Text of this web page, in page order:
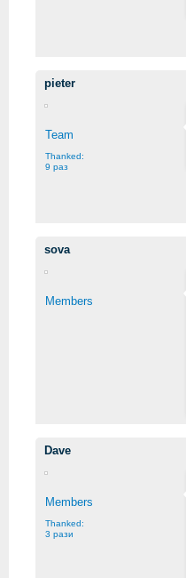
pieter
Team
Thanked:
9 раз
sova
Members
Dave
Members
Thanked:
3 рази